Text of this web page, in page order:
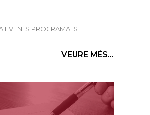
EVENTS PROGRAMATS
VEURE MÉS...